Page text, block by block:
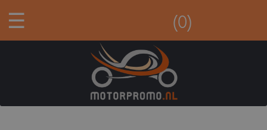
☰ (0)